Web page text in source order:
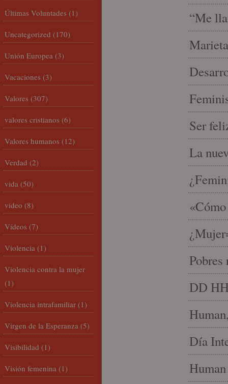
“Me
Ser
La
DD
Día
Últimas Voluntades (1)
Uncategorized (170)
Unión Europea (3)
Vacaciones (3)
Valores (307)
valores cristianos (6)
Valores humanos (12)
Verdad (2)
vida (50)
video (8)
Vídeos (7)
Violencia (1)
Violencia contra la mujer
(1)
Violencia intrafamiliar (1)
Virgen de la Esperanza (5)
Visibilidad (1)
Visión femenina (1)